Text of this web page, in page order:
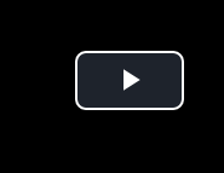
Play